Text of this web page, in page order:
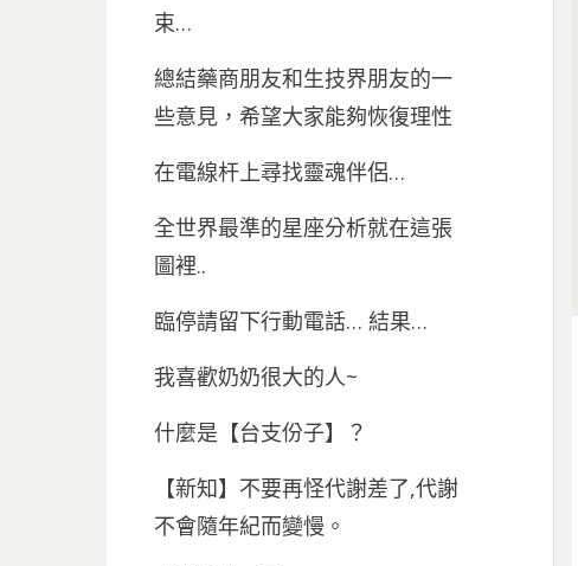
束…
總結藥商朋友和生技界朋友的一
些意見，希望大家能夠恢復理性
在電線杆上尋找靈魂伴侶…
全世界最準的星座分析就在這張
圖裡..
臨停請留下行動電話… 結果…
我喜歡奶奶很大的人~
什麼是【台支份子】？
【新知】不要再怪代謝差了,代謝
不會隨年紀而變慢。